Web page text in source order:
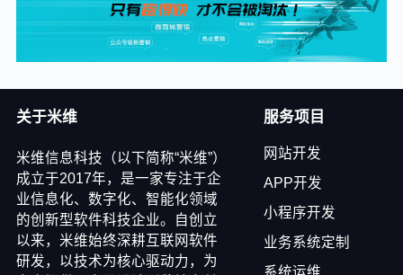
关于米维
米维信息科技（以下简称“米维”）
成立于2017年，是一家专注于企
业信息化、数字化、智能化领域
的创新型软件科技企业。自创立
以来，米维始终深耕互联网软件
研发，以技术为核心驱动力，为
服务项目
网站开发
APP开发
小程序开发
业务系统定制
系统运维